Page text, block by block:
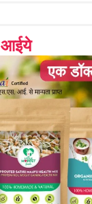
आईये